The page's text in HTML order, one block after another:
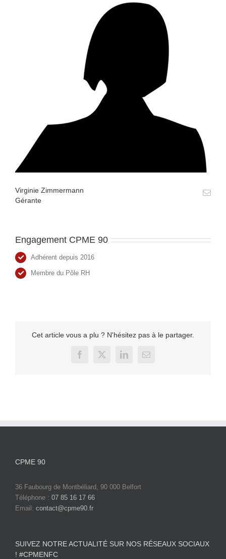
Virginie Zimmermann
Gérante
Engagement CPME 90
Adhérent depuis 2016
Membre du Pôle RH
Cet article vous a plu ? N'hésitez pas à le partager.
Facebook
X LinkedInEmail
CPME 90
36 Faubourg de Montbéliard, 90 000 Belfort
Téléphone : 07 85 16 17 66
Email: contact@cpme90.fr
SUIVEZ NOTRE ACTUALITÉ SUR NOS RÉSEAUX SOCIAUX
! #CPMENFC